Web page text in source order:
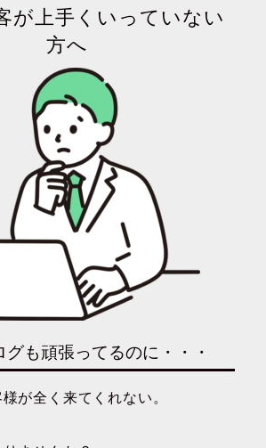
が上手くいっていない
方へ
グも頑張ってるのに・・・
が全く来てくれない。